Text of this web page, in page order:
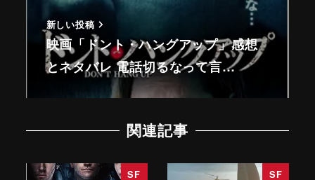
新しい投稿
映画「ドント・ハングアップ」感想
とネタバレ 電話切るなって言…
関連記事
SF SF